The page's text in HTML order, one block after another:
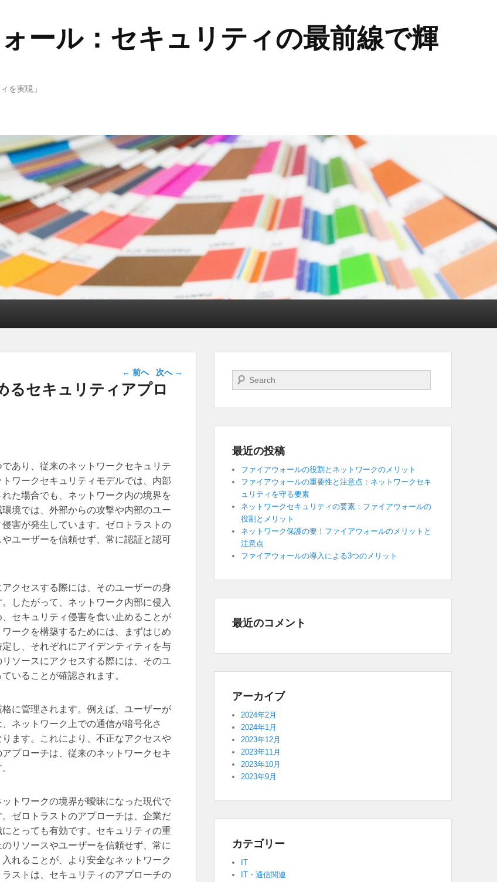
ール：セキュリティの最前線で輝
を実現」
投稿ナビゲー
ション
← 前へ 次へ →
るセキュリティアプロ
あり、従来のネットワークセキュリテ
ワークセキュリティモデルでは、内部
た場合でも、ネットワーク内の境界を
境では、外部からの攻撃や内部のユー
害が発生しています。ゼロトラストの
ユーザーを信頼せず、常に認証と認可
クセスする際には、そのユーザーの身
したがって、ネットワーク内部に侵入
セキュリティ侵害を食い止めることが
ークを構築するためには、まずはじめ
し、それぞれにアイデンティティを与
ソースにアクセスする際には、そのユ
いることが確認されます。
に管理されます。例えば、ユーザーが
ネットワーク上での通信が暗号化さ
ます。これにより、不正なアクセスや
プローチは、従来のネットワークセキ
トワークの境界が曖昧になった現代で
ゼロトラストのアプローチは、企業だ
とっても有効です。セキュリティの重
リソースやユーザーを信頼せず、常に
れることが、より安全なネットワーク
ストは、セキュリティのアプローチの
検索開始
最近の投稿
ファイアウォールの役割とネットワークのメリット
ファイアウォールの重要性と注意点：ネットワークセキ
ュリティを守る要素
ネットワークセキュリティの要素：ファイアウォールの
役割とメリット
ネットワーク保護の要！ファイアウォールのメリットと
注意点
ファイアウォールの導入による3つのメリット
最近のコメント
アーカイブ
2024年2月
2024年1月
2023年12月
2023年11月
2023年10月
2023年9月
カテゴリー
IT
IT・通信関連